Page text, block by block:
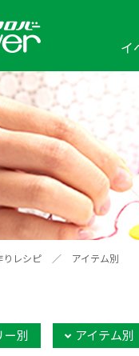
イ
2025年 2024年
ョップ
2025年 2024年
レポート
覧 縫い針
品 インテリア
チーフ ポルトボ
ビ ソーイングナビ
りレシピ ／ アイテム別
別 アイテム別